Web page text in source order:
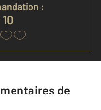
:
de